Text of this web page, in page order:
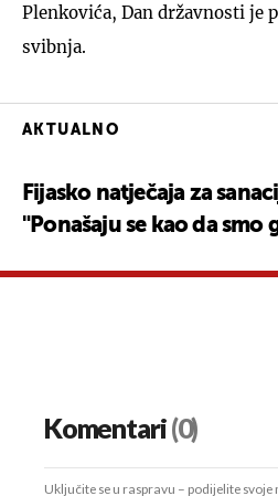
Plenkovića, Dan državnosti je
svibnja.
AKTUALNO
Fijasko natječaja za
"Ponašaju se kao da smo
Komentari(0)
Uključite se u raspravu – podijelite